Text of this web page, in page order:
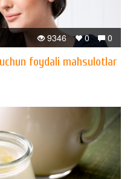
0
0
9346
foydali mahsulotlar